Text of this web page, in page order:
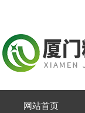
网站首页